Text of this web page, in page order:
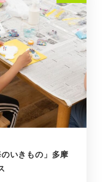
いきもの」多摩